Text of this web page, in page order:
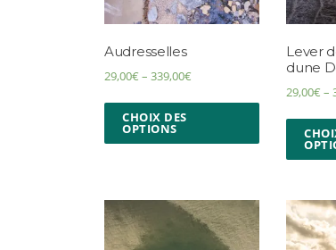
Audresselles
29,00€ – 339,00€
CHOIX DES
OPTIONS
Lever
dune
29,00€ –